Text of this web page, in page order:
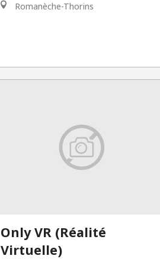
Romanèche-Thorins
Only VR (Réalité
Virtuelle)